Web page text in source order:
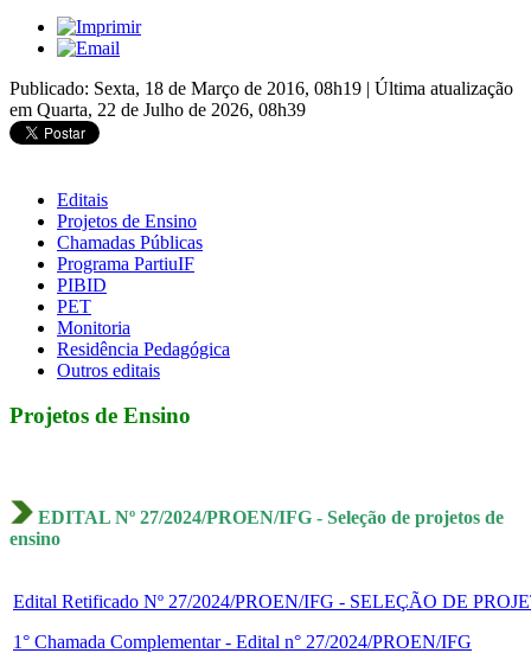
Publicado: Sexta, 18 de Março de 2016, 08h19 | Última atualização
em Quarta, 22 de Julho de 2026, 08h39
Editais
Projetos de Ensino
Chamadas Públicas
Programa PartiuIF
PIBID
PET
Monitoria
Residência Pedagógica
Outros editais
Projetos de Ensino
EDITAL Nº 27/2024/PROEN/IFG - Seleção de projetos de
ensino
Edital Retificado Nº 27/2024/PROEN/IFG - SELEÇÃO DE
1° Chamada Complementar - Edital n° 27/2024/PROEN/IFG